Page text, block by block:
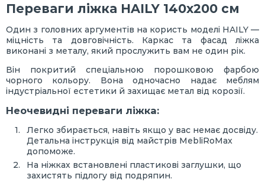
Переваги ліжка HAILY 140х200 см
Один з головних аргументів на користь моделі HAILY —
міцність та довговічність. Каркас та фасад ліжка
виконані з металу, який прослужить вам не один рік.
Він покритий спеціальною порошковою фарбою
чорного кольору. Вона одночасно надає меблям
індустріальної естетики й захищає метал від корозії.
Неочевидні переваги ліжка:
Легко збирається, навіть якщо у вас немає досвіду.
Детальна інструкція від майстрів MebliRoMax
допоможе.
На ніжках встановлені пластикові заглушки, що
захистять підлогу від подряпин.